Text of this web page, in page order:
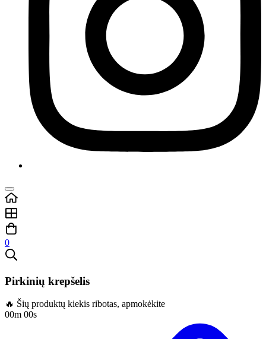
0
Pirkinių krepšelis
🔥 Šių produktų kiekis ribotas, apmokėkite
00m 00s